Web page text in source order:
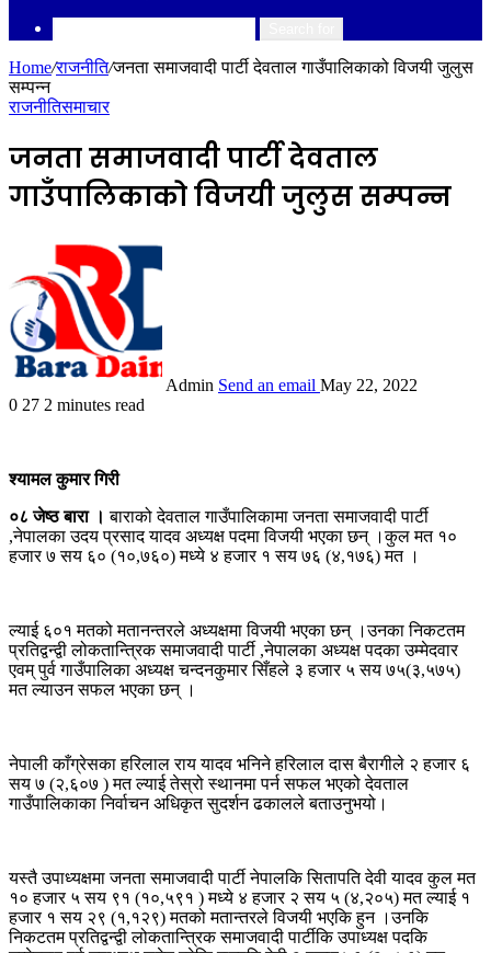
Home/राजनीति/जनता समाजवादी पार्टी देवताल गाउँपालिकाको विजयी जुलुस
सम्पन्न
राजनीतिसमाचार
जनता समाजवादी पार्टी देवताल
गाउँपालिकाको विजयी जुलुस सम्पन्न
Admin Send an email May 22, 2022
0 27 2 minutes read
श्यामल कुमार गिरी
०८ जेष्ठ बारा । बाराको देवताल गाउँपालिकामा जनता समाजवादी पार्टी
,नेपालका उदय प्रसाद यादव अध्यक्ष पदमा विजयी भएका छन् ।कुल मत १०
हजार ७ सय ६० (१०,७६०) मध्ये ४ हजार १ सय ७६ (४,१७६) मत ।
ल्याई ६०१ मतको मतानन्तरले अध्यक्षमा विजयी भएका छन् ।उनका निकटतम
प्रतिद्वन्द्वी लोकतान्त्रिक समाजवादी पार्टी ,नेपालका अध्यक्ष पदका उम्मेदवार
एवम् पुर्व गाउँपालिका अध्यक्ष चन्दनकुमार सिँहले ३ हजार ५ सय ७५(३,५७५)
मत ल्याउन सफल भएका छन् ।
नेपाली काँग्रेसका हरिलाल राय यादव भनिने हरिलाल दास बैरागीले २ हजार ६
सय ७ (२,६०७ ) मत ल्याई तेस्रो स्थानमा पर्न सफल भएको देवताल
गाउँपालिकाका निर्वाचन अधिकृत सुदर्शन ढकालले बताउनुभयो।
यस्तै उपाध्यक्षमा जनता समाजवादी पार्टी नेपालकि सितापति देवी यादव कुल मत
१० हजार ५ सय ९१ (१०,५९१ ) मध्ये ४ हजार २ सय ५ (४,२०५) मत ल्याई १
हजार १ सय २९ (१,१२९) मतको मतान्तरले विजयी भएकि हुन ।उनकि
निकटतम प्रतिद्वन्द्वी लोकतान्त्रिक समाजवादी पार्टीकि उपाध्यक्ष पदकि